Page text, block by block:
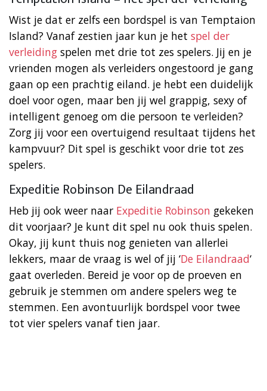
Wist je dat er zelfs een bordspel is van Temptaion
Island? Vanaf zestien jaar kun je het spel der
verleiding spelen met drie tot zes spelers. Jij en je
vrienden mogen als verleiders ongestoord je gang
gaan op een prachtig eiland. je hebt een duidelijk
doel voor ogen, maar ben jij wel grappig, sexy of
intelligent genoeg om die persoon te verleiden?
Zorg jij voor een overtuigend resultaat tijdens het
kampvuur? Dit spel is geschikt voor drie tot zes
spelers.
Expeditie Robinson De Eilandraad
Heb jij ook weer naar Expeditie Robinson gekeken
dit voorjaar? Je kunt dit spel nu ook thuis spelen.
Okay, jij kunt thuis nog genieten van allerlei
lekkers, maar de vraag is wel of jij ‘De Eilandraad‘
gaat overleden. Bereid je voor op de proeven en
gebruik je stemmen om andere spelers weg te
stemmen. Een avontuurlijk bordspel voor twee
tot vier spelers vanaf tien jaar.